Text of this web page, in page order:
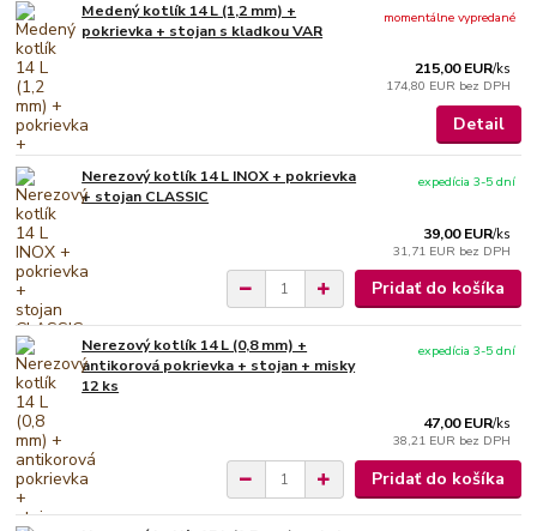
Medený kotlík 14 L (1,2 mm) +
pokrievka + stojan s kladkou VAR
215,00 EUR/ks
174,80 EUR bez DPH
momentálne vypredané
Detail
Nerezový kotlík 14 L INOX + pokrievka
+ stojan CLASSIC
39,00 EUR/ks
31,71 EUR bez DPH
expedícia 3-5 dní
Pridať do košíka
Nerezový kotlík 14 L (0,8 mm) +
antikorová pokrievka + stojan + misky
12 ks
47,00 EUR/ks
38,21 EUR bez DPH
expedícia 3-5 dní
Pridať do košíka